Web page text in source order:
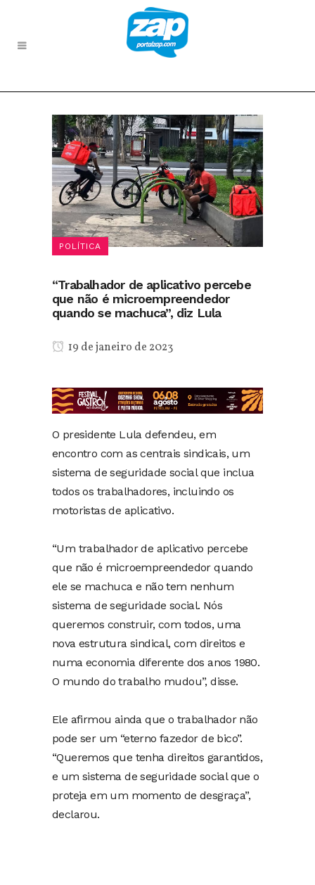
POLÍTICA
“Trabalhador de aplicativo percebe
que não é microempreendedor
quando se machuca”, diz Lula
19 de janeiro de 2023
O presidente Lula defendeu, em
encontro com as centrais sindicais, um
sistema de seguridade social que inclua
todos os trabalhadores, incluindo os
motoristas de aplicativo.
“Um trabalhador de aplicativo percebe
que não é microempreendedor quando
ele se machuca e não tem nenhum
sistema de seguridade social. Nós
queremos construir, com todos, uma
nova estrutura sindical, com direitos e
numa economia diferente dos anos 1980.
O mundo do trabalho mudou”, disse.
Ele afirmou ainda que o trabalhador não
pode ser um “eterno fazedor de bico”.
“Queremos que tenha direitos garantidos,
e um sistema de seguridade social que o
proteja em um momento de desgraça”,
declarou.